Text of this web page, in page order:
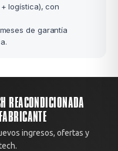
logística), con
de garantía
REACONDICIONADA
ingresos, ofertas y